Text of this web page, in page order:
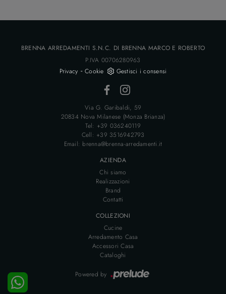
BRENNA ARREDAMENTI S.N.C. DI BRENNA MARCO E ROBERTO
P.IVA 00706280963
Privacy -Cookie Gestisci i consensi
Via G. Garibaldi, 59
20834 Nova Milanese (Monza Brianza)
Tel: +39 036240119
Cell: +39 3516942793
Email: brenna@brenna-arredamenti.it
AZIENDA
Chi siamo
Realizzazioni
Brand
Contatti
COLLEZIONI
Cucine
Arredamento Casa
Accessori Casa
Cataloghi
Powered by